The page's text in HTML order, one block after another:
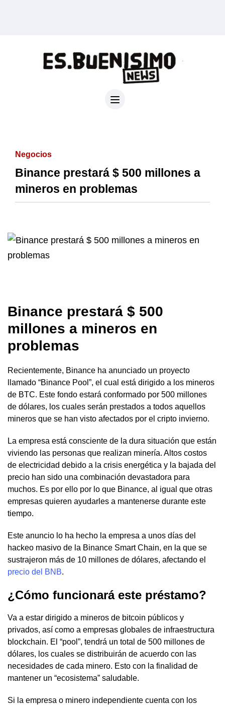
Negocios
Binance prestará $ 500 millones a
mineros en problemas
Binance prestará $ 500
millones a mineros en
problemas
Recientemente, Binance ha anunciado un proyecto
llamado “Binance Pool”, el cual está dirigido a los mineros
de BTC. Este fondo estará conformado por 500 millones
de dólares, los cuales serán prestados a todos aquellos
mineros que se han visto afectados por el cripto invierno.
La empresa está consciente de la dura situación que están
viviendo las personas que realizan minería. Altos costos
de electricidad debido a la crisis energética y la bajada del
precio han sido una combinación devastadora para
muchos. Es por ello por lo que Binance, al igual que otras
empresas quieren ayudarles a mantenerse durante este
tiempo.
Este anuncio lo ha hecho la empresa a unos días del
hackeo masivo de la Binance Smart Chain, en la que se
sustrajeron más de 10 millones de dólares, afectando el
precio del BNB.
¿Cómo funcionará este préstamo?
Va a estar dirigido a mineros de bitcoin públicos y
privados, así como a empresas globales de infraestructura
blockchain. El “pool”, tendrá un total de 500 millones de
dólares, los cuales se distribuirán de acuerdo con las
necesidades de cada minero. Esto con la finalidad de
mantener un “ecosistema” saludable.
Si la empresa o minero independiente cuenta con los